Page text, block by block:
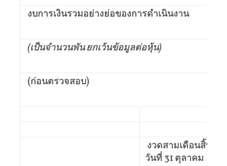
งบการเงินรวมอย่างย่อของการดำเนินงาน
(เป็นจำนวนพัน ยกเว้นข้อมูลต่อหุ้น)
(ก่อนตรวจสอบ)
งวดสามเดือนสิ้นสุด
วันที่ 31 ตุลาคม